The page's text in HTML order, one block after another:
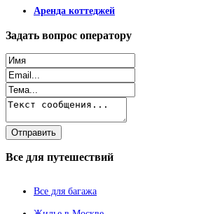
Аренда коттеджей
Задать вопрос оператору
Все для путешествий
Все для багажа